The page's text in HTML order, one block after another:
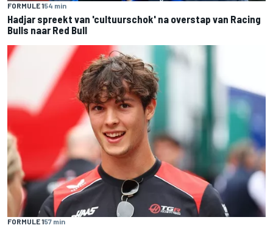
FORMULE 154 min
Hadjar spreekt van 'cultuurschok' na overstap van Racing
Bulls naar Red Bull
FORMULE 157 min